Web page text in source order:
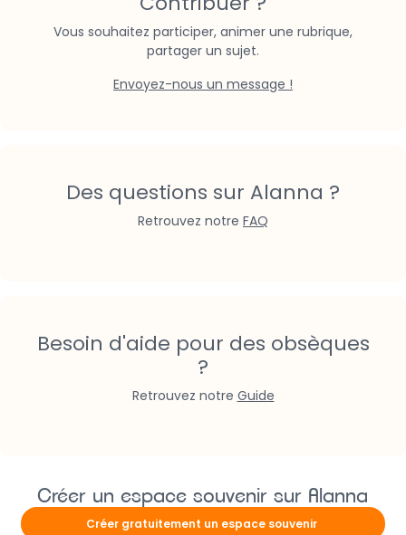
Vous souhaitez participer, animer une rubrique,
partager un sujet.
Envoyez-nous un message !
Des questions sur Alanna ?
Retrouvez notre FAQ
Besoin d'aide pour des obsèques
?
Retrouvez notre Guide
Créer un espace souvenir sur Alanna
Créer gratuitement un espace souvenir